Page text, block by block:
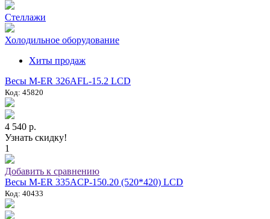
Стеллажи
Холодильное оборудование
Хиты продаж
Весы M-ER 326AFL-15.2 LCD
Код: 45820
4 540 р.
Узнать скидку!
1
Добавить к сравнению
Весы M-ER 335ACP-150.20 (520*420) LCD
Код: 40433